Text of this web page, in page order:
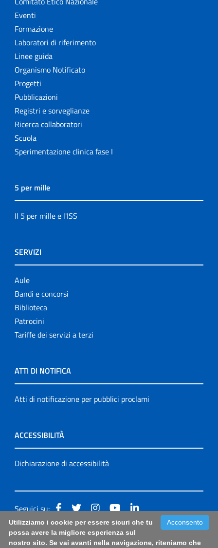
Eventi
Formazione
Laboratori di riferimento
Linee guida
Organismo Notificato
Progetti
Pubblicazioni
Registri e sorveglianze
Ricerca collaboratori
Scuola
Sperimentazione clinica fase I
5 per mille
Il 5 per mille e l'ISS
SERVIZI
Aule
Bandi e concorsi
Biblioteca
Patrocini
Tariffe dei servizi a terzi
ATTI DI NOTIFICA
Atti di notificazione per pubblici proclami
ACCESSIBILITÀ
Dichiarazione di accessibilità
Seguici su:
Accessibilità: form di segnalazione di prima istanza per
questa pagina|Note Legali | Sitemap
Acconsento
Utilizziamo i cookie per essere sicuri che tu
possa avere la migliore esperienza sul
nostro sito. Se vai avanti nella navigazione, riteniamo che